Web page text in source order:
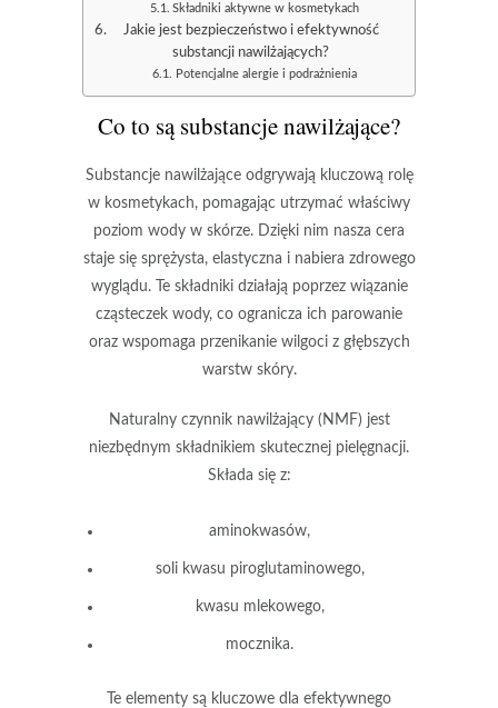
Składniki aktywne w kosmetykach
Jakie jest bezpieczeństwo i efektywność
substancji nawilżających?
Potencjalne alergie i podrażnienia
Co to są substancje nawilżające?
Substancje nawilżająceodgrywają kluczową rolę
w kosmetykach, pomagając utrzymać właściwy
poziom wody w skórze. Dzięki nim nasza cera
staje się sprężysta, elastyczna i nabiera zdrowego
wyglądu. Te składniki działają poprzez wiązanie
cząsteczek wody, co ogranicza ich parowanie
oraz wspomaga przenikanie wilgoci z głębszych
warstw skóry.
Naturalny czynnik nawilżający (NMF) jest
niezbędnym składnikiem skutecznej pielęgnacji.
Składa się z:
aminokwasów,
soli kwasu piroglutaminowego,
kwasu mlekowego,
mocznika.
Te elementy są kluczowe dla efektywnego